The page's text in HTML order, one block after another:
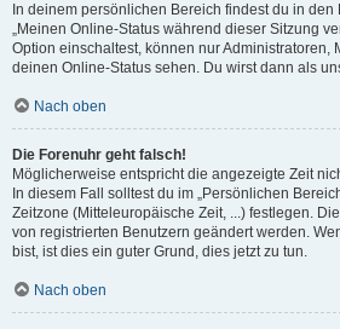
In deinem persönlichen Bereich findest du in
„Meinen Online-Status während dieser Sitzung
Option einschaltest, können nur Administratoren,
deinen Online-Status sehen. Du wirst dann als
Nach oben
Die Forenuhr geht falsch!
Möglicherweise entspricht die angezeigte Zeit
In diesem Fall solltest du im „Persönlichen
Zeitzone (Mitteleuropäische Zeit, ...) festlegen.
von registrierten Benutzern geändert werden.
bist, ist dies ein guter Grund, dies jetzt zu tun.
Nach oben